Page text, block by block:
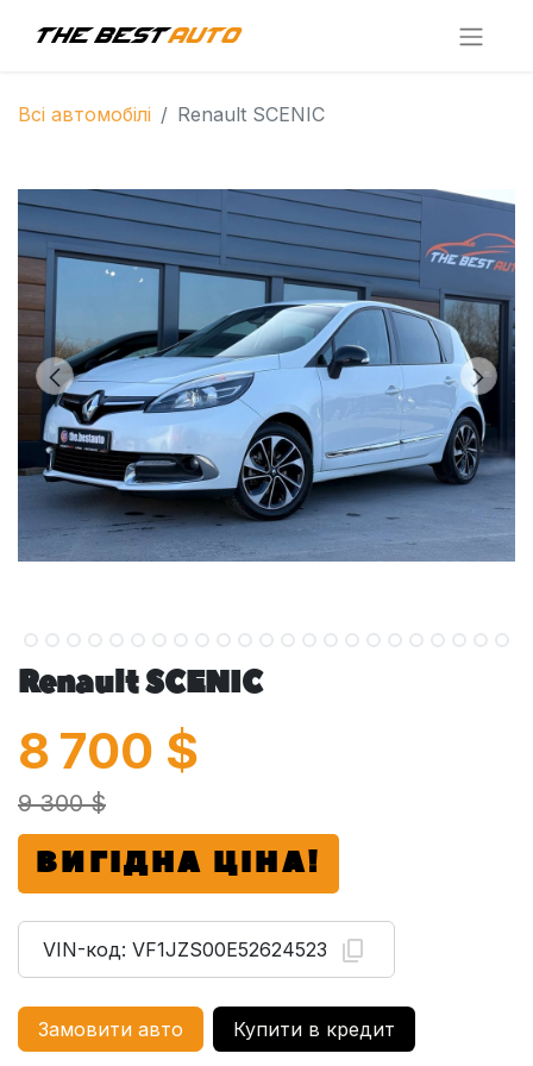
Всі автомобілі Renault SCENIC
Renault SCENIC
8 700 $
9 300 $
ВИГІДНА ЦІНА!
VIN-код: VF1JZS00E52624523
Замовити авто Купити в кредит